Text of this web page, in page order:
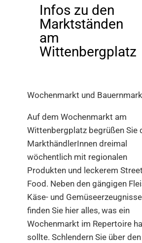
Infos zu den
Marktständen
am
Wittenbergplatz
Wochenmarkt und
Auf dem Wochenmarkt am
Wittenbergplatz begrüßen Sie
MarkthändlerInnen dreimal
wöchentlich mit regionalen
Produkten und leckerem Street
Food. Neben den gängigen
Käse- und
finden Sie hier alles, was ein
Wochenmarkt im Repertoire
sollte. Schlendern Sie über den